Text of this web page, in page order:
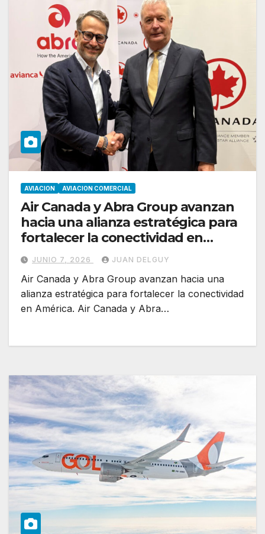
AVIACION AVIACION COMERCIAL
Air Canada y Abra Group avanzan
hacia una alianza estratégica para
fortalecer la conectividad en
América
JUNIO 7, 2026 JUAN DELGUY
Air Canada y Abra Group avanzan hacia una
alianza estratégica para fortalecer la conectividad
en América. Air Canada y Abra…